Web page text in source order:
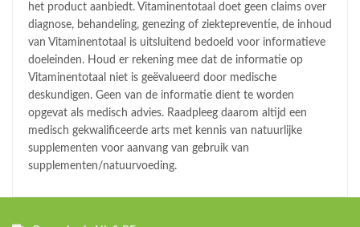
het product aanbiedt. Vitaminentotaal doet geen claims over
diagnose, behandeling, genezing of ziektepreventie, de inhoud
van Vitaminentotaal is uitsluitend bedoeld voor informatieve
doeleinden. Houd er rekening mee dat de informatie op
Vitaminentotaal niet is geëvalueerd door medische
deskundigen. Geen van de informatie dient te worden
opgevat als medisch advies. Raadpleeg daarom altijd een
medisch gekwalificeerde arts met kennis van natuurlijke
supplementen voor aanvang van gebruik van
supplementen/natuurvoeding.